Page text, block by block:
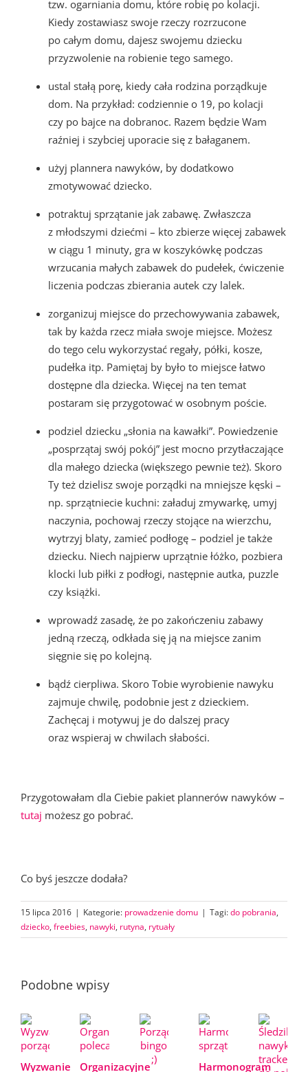
tzw. ogarniania domu, które robię po kolacji.
Kiedy zostawiasz swoje rzeczy rozrzucone
po całym domu, dajesz swojemu dziecku
przyzwolenie na robienie tego samego.
ustal stałą porę, kiedy cała rodzina porządkuje
dom. Na przykład: codziennie o 19, po kolacji
czy po bajce na dobranoc. Razem będzie Wam
raźniej i szybciej uporacie się z bałaganem.
użyj plannera nawyków, by dodatkowo
zmotywować dziecko.
potraktuj sprzątanie jak zabawę. Zwłaszcza
z młodszymi dziećmi – kto zbierze więcej zabawek
w ciągu 1 minuty, gra w koszykówkę podczas
wrzucania małych zabawek do pudełek, ćwiczenie
liczenia podczas zbierania autek czy lalek.
zorganizuj miejsce do przechowywania zabawek,
tak by każda rzecz miała swoje miejsce. Możesz
do tego celu wykorzystać regały, półki, kosze,
pudełka itp. Pamiętaj by było to miejsce łatwo
dostępne dla dziecka. Więcej na ten temat
postaram się przygotować w osobnym poście.
podziel dziecku „słonia na kawałki”. Powiedzenie
„posprzątaj swój pokój” jest mocno przytłaczające
dla małego dziecka (większego pewnie też). Skoro
Ty też dzielisz swoje porządki na mniejsze kęski –
np. sprzątniecie kuchni: załaduj zmywarkę, umyj
naczynia, pochowaj rzeczy stojące na wierzchu,
wytrzyj blaty, zamieć podłogę – podziel je także
dziecku. Niech najpierw uprzątnie łóżko, pozbiera
klocki lub piłki z podłogi, następnie autka, puzzle
czy książki.
wprowadź zasadę, że po zakończeniu zabawy
jedną rzeczą, odkłada się ją na miejsce zanim
sięgnie się po kolejną.
bądź cierpliwa. Skoro Tobie wyrobienie nawyku
zajmuje chwilę, podobnie jest z dzieckiem.
Zachęcaj i motywuj je do dalszej pracy
oraz wspieraj w chwilach słabości.
Przygotowałam dla Ciebie pakiet plannerów nawyków –
tutaj możesz go pobrać.
Co byś jeszcze dodała?
15 lipca 2016 | Kategorie: prowadzenie domu | Tagi:do pobrania,
dziecko, freebies, nawyki, rutyna, rytuały
Podobne wpisy
Wyzwanie Organizacyjne Harmonogram